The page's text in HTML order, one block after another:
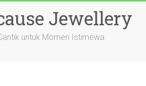
Jewellery
untuk Momen Istimewa